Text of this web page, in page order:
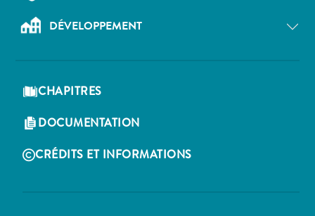
DÉVELOPPEMENT
CHAPITRES
DOCUMENTATION
CRÉDITS ET INFORMATIONS